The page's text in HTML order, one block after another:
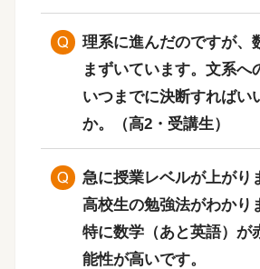
現在の成績状況
期間を整理して、学習
見えるものに落とし込
う。
「難関大学を狙う」と
べき
理系に進んだのですが、
まずいています。文系へ
いつまでに決断すればい
か。（高2・受講生）
急に授業レベルが上がり
高校生の勉強法がわかり
特に数学（あと英語）が
能性が高いです。